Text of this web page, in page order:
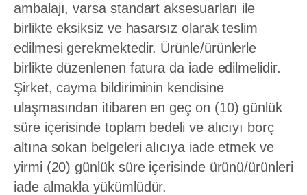
ambalajı, varsa standart aksesuarları ile
birlikte eksiksiz ve hasarsız olarak teslim
edilmesi gerekmektedir. Ürünle/ürünlerle
birlikte düzenlenen fatura da iade edilmelidir.
Şirket, cayma bildiriminin kendisine
ulaşmasından itibaren en geç on (10) günlük
süre içerisinde toplam bedeli ve alıcıyı borç
altına sokan belgeleri alıcıya iade etmek ve
yirmi (20) günlük süre içerisinde ürünü/ürünleri
iade almakla yükümlüdür.